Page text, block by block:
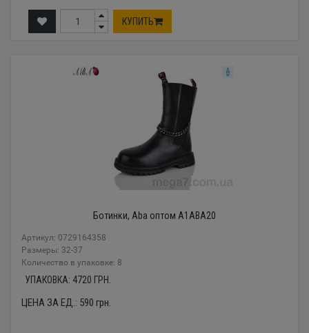
КУПИТЬ
Ботинки, Aba оптом A1ABA20
Артикул: 0729164358
Размеры: 32-37
Количество в упаковке: 8
УПАКОВКА: 4720 ГРН.
ЦЕНА ЗА ЕД.: 590 грн.